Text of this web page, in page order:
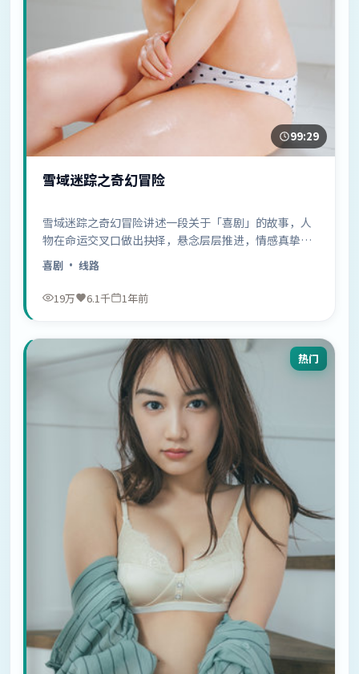
99:29
雪域迷踪之奇幻冒险
雪域迷踪之奇幻冒险讲述一段关于「喜剧」的故事，人
物在命运交叉口做出抉择，悬念层层推进，情感真挚动
人……
喜剧 · 线路
19万 6.1千 1年前
热门